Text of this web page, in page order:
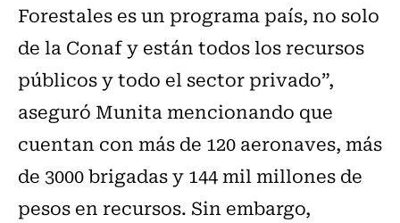
Forestales es un programa país, no solo
de la Conaf y están todos los recursos
públicos y todo el sector privado”,
aseguró Munita mencionando que
cuentan con más de 120 aeronaves, más
de 3000 brigadas y 144 mil millones de
pesos en recursos. Sin embargo,